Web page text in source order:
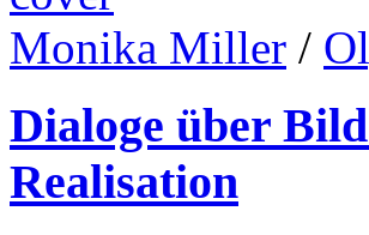
Monika Miller /
Dialoge über
Realisation